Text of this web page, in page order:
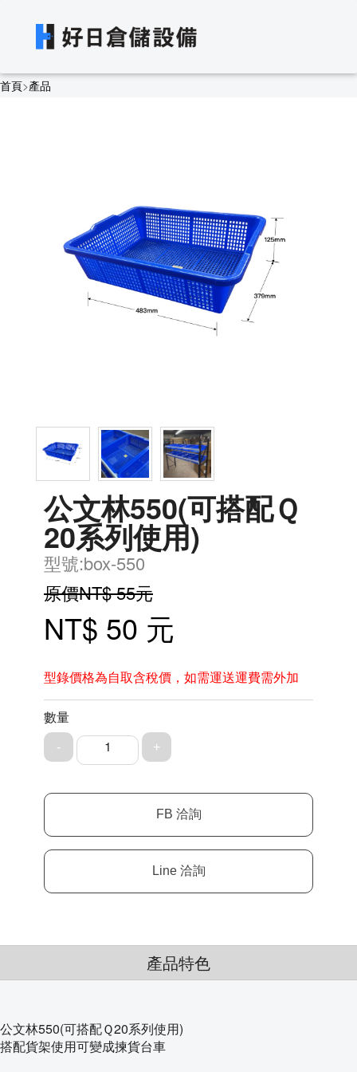
首頁>產品
公文林550(可搭配Ｑ
20系列使用)
型號:box-550
原價NT$ 55元
NT$ 50 元
型錄價格為自取含稅價，如需運送運費需外加
數量
1
產品特色
公文林550(可搭配Ｑ20系列使用)
搭配貨架使用可變成揀貨台車